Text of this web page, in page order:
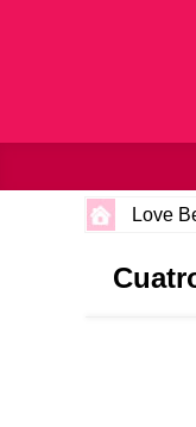
Love